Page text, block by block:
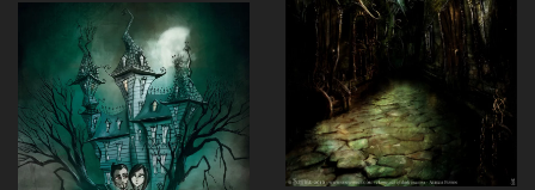
Voir
Voir